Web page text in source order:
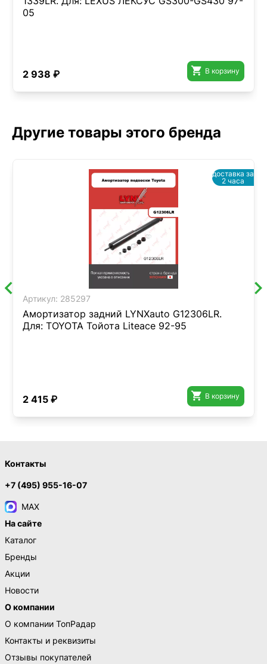
05
2 938 ₽  В корзину
Другие товары этого бренда
Артикул: 285297
Амортизатор задний LYNXauto G12306LR.
Для: TOYOTA Тойота Liteace 92-95
2 415 ₽  В корзину
доставка за
2 часа
Контакты
+7 (495) 955-16-07
MAX
На сайте
Каталог
Бренды
Акции
Новости
О компании
О компании ТопРадар
Контакты и реквизиты
Отзывы покупателей